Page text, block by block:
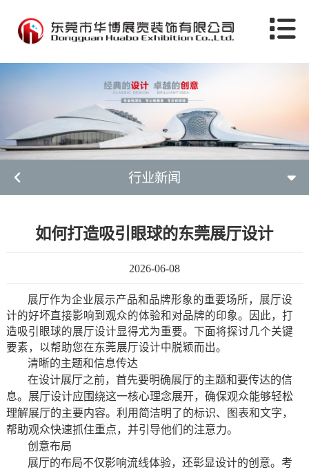
行业新闻
如何打造吸引眼球的东莞展厅设计
2026-06-08
展厅作为企业展示产品和品牌形象的重要场所，展厅设
计的好坏直接影响到观众的体验和对品牌的印象。因此，打
造吸引眼球的展厅设计显得尤为重要。下面将探讨几个关键
要素，以帮助您在东莞展厅设计中脱颖而出。
清晰的主题和信息传达
在设计展厅之前，首先要明确展厅的主题和要传达的信
息。展厅设计应围绕这一核心理念展开，确保观众能够轻松
理解展厅的主要内容。利用简洁明了的标识、图表和文字，
帮助观众快速抓住重点，并引导他们的注意力。
创意布局
展厅的布局不仅影响流线体验，还彰显设计的创意。考